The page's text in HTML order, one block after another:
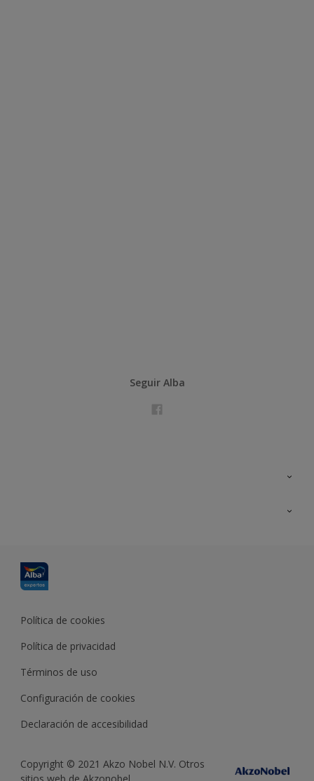
Seguir Alba
Política de cookies
Política de privacidad
Términos de uso
Configuración de cookies
Declaración de accesibilidad
Copyright © 2021 Akzo Nobel N.V. Otros
sitios web de Akzonobel